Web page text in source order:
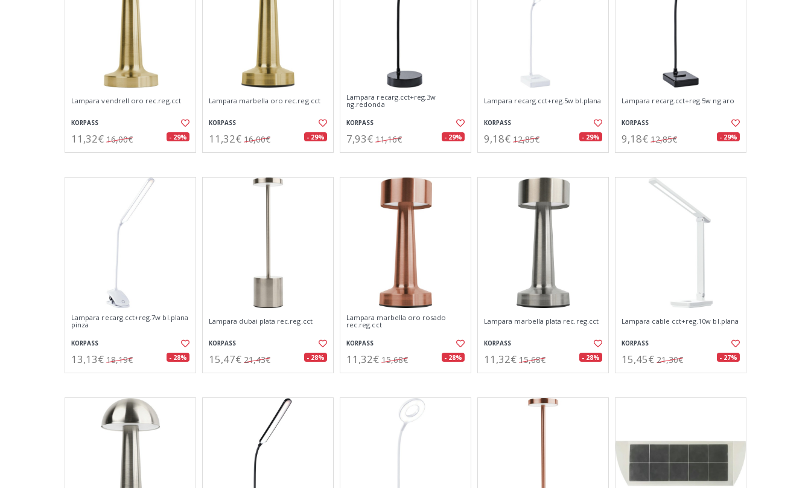
Lampara vendrell oro rec.reg.cct
KORPASS
11,32€ 16,00€ - 29%
Lampara marbella oro rec.reg.cct
KORPASS
11,32€ 16,00€ - 29%
Lampara recarg.cct+reg.3w
ng.redonda
KORPASS
7,93€ 11,16€ - 29%
Lampara recarg.cct+reg.5w bl.plana
KORPASS
9,18€ 12,85€ - 29%
Lampara recarg.cct+reg.5w ng.aro
KORPASS
9,18€ 12,85€ - 29%
Lampara recarg.cct+reg.7w bl.plana
pinza
KORPASS
13,13€ 18,19€ - 28%
Lampara dubai plata rec.reg.cct
KORPASS
15,47€ 21,43€ - 28%
Lampara marbella oro rosado
rec.reg.cct
KORPASS
11,32€ 15,68€ - 28%
Lampara marbella plata rec.reg.cct
KORPASS
11,32€ 15,68€ - 28%
Lampara cable cct+reg.10w bl.plana
KORPASS
15,45€ 21,30€ - 27%